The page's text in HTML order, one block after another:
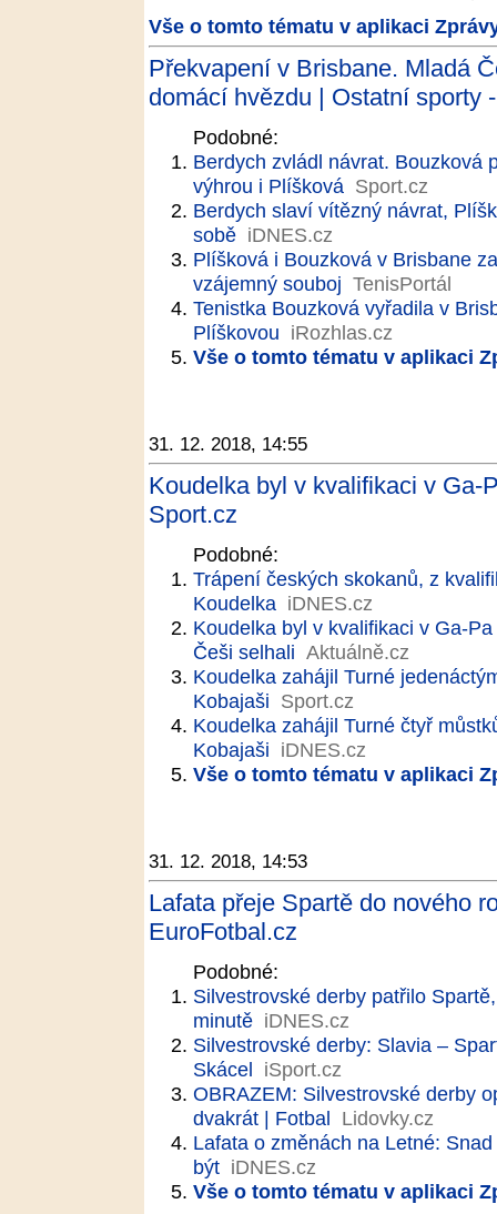
Vše o tomto tématu v aplikaci
Překvapení v Brisbane. Mladá
domácí hvězdu | Ostatní sporty
Podobné:
Berdych zvládl návrat. Bouzková
výhrou i Plíšková Sport.cz
Berdych slaví vítězný návrat,
sobě iDNES.cz
Plíšková i Bouzková v Brisbane
vzájemný souboj TenisPortál
Tenistka Bouzková vyřadila v
Plíškovou iRozhlas.cz
Vše o tomto tématu v aplikaci
31. 12. 2018, 14:55
Koudelka byl v kvalifikaci v Ga-
Sport.cz
Podobné:
Trápení českých skokanů, z
Koudelka iDNES.cz
Koudelka byl v kvalifikaci v Ga-
Češi selhali Aktuálně.cz
Koudelka zahájil Turné
Kobajaši Sport.cz
Koudelka zahájil Turné čtyř
Kobajaši iDNES.cz
Vše o tomto tématu v aplikaci
31. 12. 2018, 14:53
Lafata přeje Spartě do nového
EuroFotbal.cz
Podobné:
Silvestrovské derby patřilo
minutě iDNES.cz
Silvestrovské derby: Slavia –
Skácel iSport.cz
OBRAZEM: Silvestrovské derby
dvakrát | Fotbal Lidovky.cz
Lafata o změnách na Letné:
být iDNES.cz
Vše o tomto tématu v aplikaci